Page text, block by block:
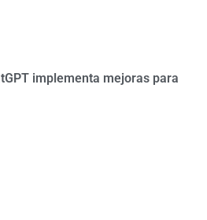
implementa mejoras para